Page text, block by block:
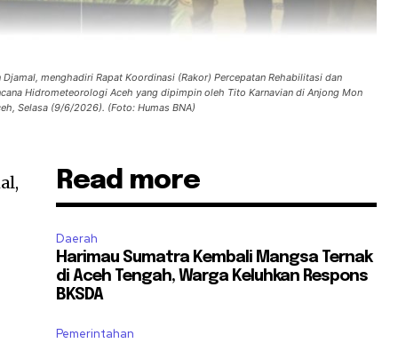
Djamal, menghadiri Rapat Koordinasi (Rakor) Percepatan Rehabilitasi dan
Hidrometeorologi Aceh yang dipimpin oleh Tito Karnavian di Anjong Mon
Selasa (9/6/2026). (Foto: Humas BNA)
,
Read more
Daerah
Harimau Sumatra Kembali Mangsa Ternak
di Aceh Tengah, Warga Keluhkan Respons
BKSDA
Pemerintahan